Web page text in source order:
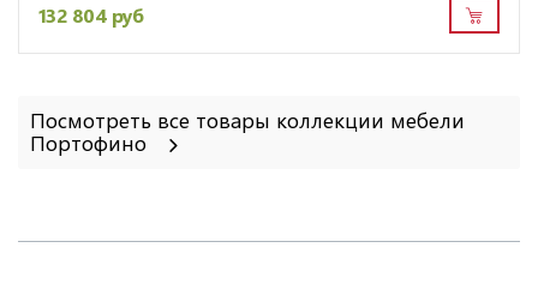
132 804 руб
Посмотреть все товары коллекции мебели
Портофино